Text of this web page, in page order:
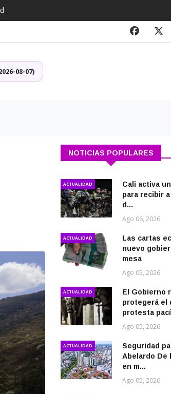
08-07)
NOTICIAS POPULARES
ACTUALIDAD
Cali activa
para recibir
d...
Ago 06, 2026
ACTUALIDAD
Las cartas
nuevo
mesa
Ago 05, 2026
ACTUALIDAD
El Gobierno
protegerá el
protesta
Ago 05, 2026
ACTUALIDAD
Seguridad
Abelardo De
en m...
Ago 05, 2026